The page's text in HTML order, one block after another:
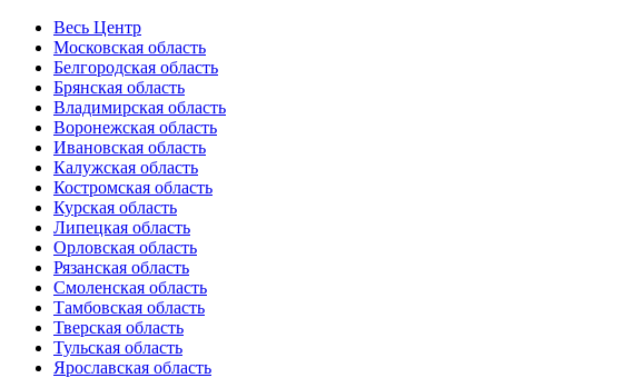
Весь Центр
Московская область
Белгородская область
Брянская область
Владимирская область
Воронежская область
Ивановская область
Калужская область
Костромская область
Курская область
Липецкая область
Орловская область
Рязанская область
Смоленская область
Тамбовская область
Тверская область
Тульская область
Ярославская область